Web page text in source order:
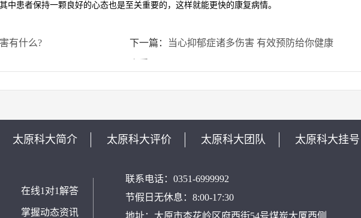
中患者保持一颗良好的心态也是至关重要的，这样就能更快的康复病情。
有什么? 下一篇： 当心抑郁症诸多伤害 有效预防给你健康
太原科大简介 太原科大评价 太原科大团队 太原科大挂号
在线1对1解答
掌握动态资讯
联系电话：0351-6999992
节假日无休息：8:00-17:30
地址：太原市杏花岭区府西街54号煤炭大厦西侧